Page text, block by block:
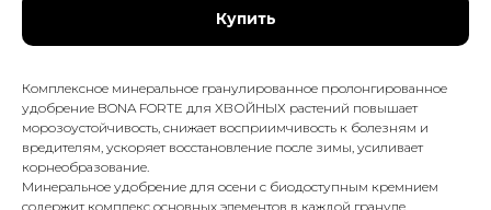
Купить
Комплексное минеральное гранулированное пролонгированное
удобрение BONA FORTE для ХВОЙНЫХ растений повышает
морозоустойчивость, снижает восприимчивость к болезням и
вредителям, ускоряет восстановление после зимы, усиливает
корнеобразование.
Минеральное удобрение для осени с биодоступным кремнием
содержит комплекс основных элементов в каждой грануле.